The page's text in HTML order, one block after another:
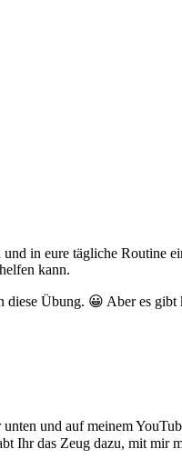
in eure tägliche Routine
kann.
Übung. 😀 Aber es
und auf meinem
Ihr das Zeug dazu, mit mir